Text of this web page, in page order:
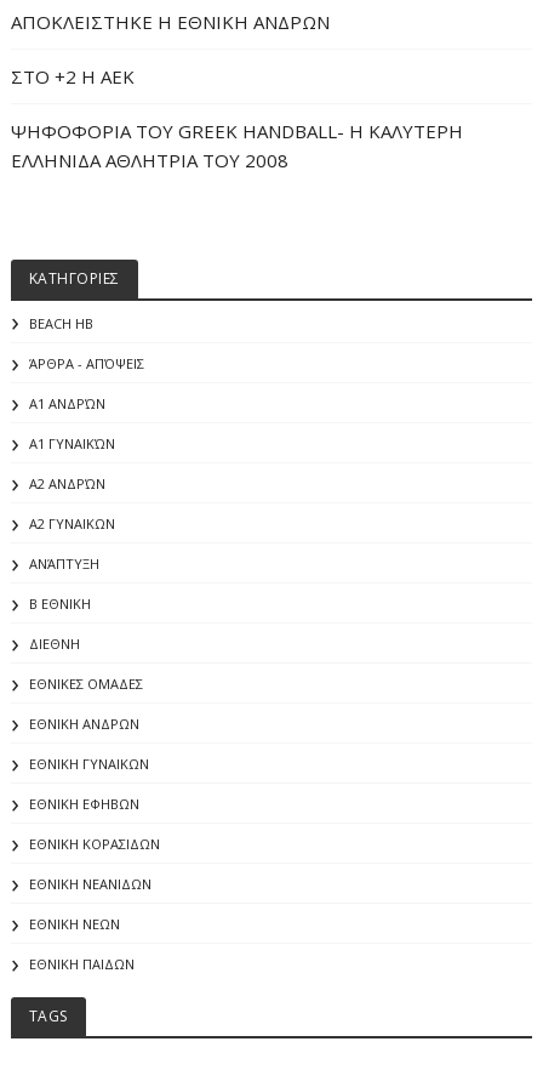
ΑΠΟΚΛΕΙΣΤΗΚΕ Η ΕΘΝΙΚΗ ΑΝΔΡΩΝ
ΣΤΟ +2 Η ΑΕΚ
ΨΗΦΟΦΟΡΙΑ ΤΟΥ GREEK HANDBALL- H ΚΑΛΥΤΕΡΗ
ΕΛΛΗΝΙΔΑ ΑΘΛΗΤΡΙΑ ΤΟΥ 2008
ΚΑΤΗΓΟΡΙΕΣ
BEACH HB
ΆΡΘΡΑ - ΑΠΌΨΕΙΣ
Α1 ΑΝΔΡΏΝ
Α1 ΓΥΝΑΙΚΏΝ
Α2 ΑΝΔΡΏΝ
Α2 ΓΥΝΑΙΚΩΝ
ΑΝΆΠΤΥΞΗ
Β ΕΘΝΙΚΗ
ΔΙΕΘΝΗ
ΕΘΝΙΚΕΣ ΟΜΑΔΕΣ
ΕΘΝΙΚΗ ΑΝΔΡΩΝ
ΕΘΝΙΚΗ ΓΥΝΑΙΚΩΝ
ΕΘΝΙΚΗ ΕΦΗΒΩΝ
ΕΘΝΙΚΗ ΚΟΡΑΣΙΔΩΝ
ΕΘΝΙΚΗ ΝΕΑΝΙΔΩΝ
ΕΘΝΙΚΗ ΝΕΩΝ
ΕΘΝΙΚΗ ΠΑΙΔΩΝ
TAGS